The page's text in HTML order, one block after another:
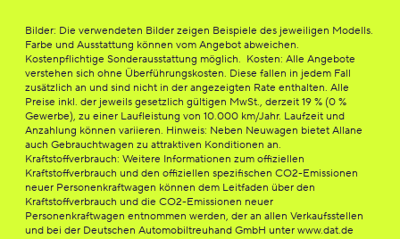
Bilder: Die verwendeten Bilder zeigen Beispiele des jeweiligen Modells.
Farbe und Ausstattung können vom Angebot abweichen.
Kostenpflichtige Sonderausstattung möglich. Kosten: Alle Angebote
verstehen sich ohne Überführungskosten. Diese fallen in jedem Fall
zusätzlich an und sind nicht in der angezeigten Rate enthalten. Alle
Preise inkl. der jeweils gesetzlich gültigen MwSt., derzeit 19 % (0 %
Gewerbe), zu einer Laufleistung von 10.000 km/Jahr. Laufzeit und
Anzahlung können variieren. Hinweis: Neben Neuwagen bietet Allane
auch Gebrauchtwagen zu attraktiven Konditionen an.
Kraftstoffverbrauch: Weitere Informationen zum offiziellen
Kraftstoffverbrauch und den offiziellen spezifischen CO2-Emissionen
neuer Personenkraftwagen können dem Leitfaden über den
Kraftstoffverbrauch und die CO2-Emissionen neuer
Personenkraftwagen entnommen werden, der an allen Verkaufsstellen
und bei der Deutschen Automobiltreuhand GmbH unter www.dat.de